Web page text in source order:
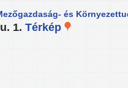
és
1. Térkép